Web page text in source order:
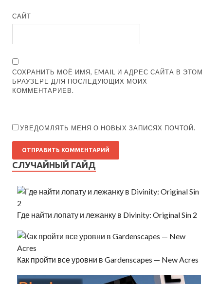
САЙТ
СОХРАНИТЬ МОЁ ИМЯ, EMAIL И АДРЕС САЙТА В ЭТОМ
БРАУЗЕРЕ ДЛЯ ПОСЛЕДУЮЩИХ МОИХ
КОММЕНТАРИЕВ.
УВЕДОМЛЯТЬ МЕНЯ О НОВЫХ ЗАПИСЯХ ПОЧТОЙ.
СЛУЧАЙНЫЙ ГАЙД
Где найти лопату и лежанку в Divinity: Original Sin 2
Как пройти все уровни в Gardenscapes — New Acres